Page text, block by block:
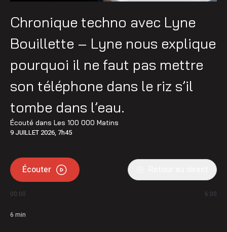
Chronique techno avec Lyne
Bouillette – Lyne nous explique
pourquoi il ne faut pas mettre
son téléphone dans le riz s’il
tombe dans l’eau.
Écouté dans Les 100 000 Matins
9 JUILLET 2026, 7h45
Écouter
00:00 6:00
6 min